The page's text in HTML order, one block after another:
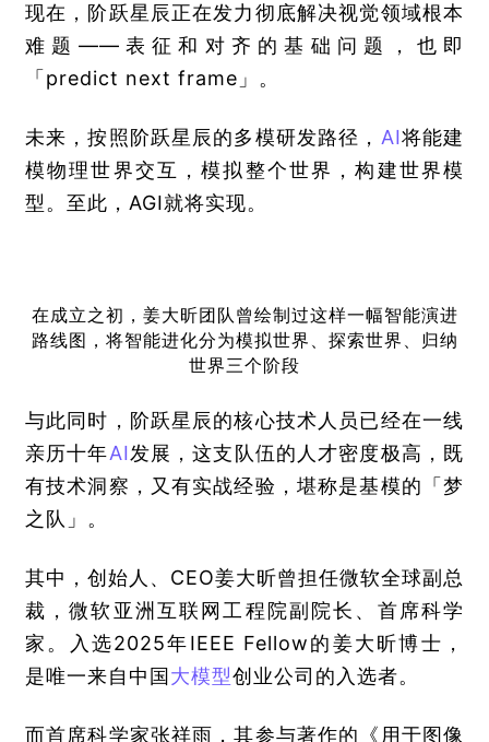
现在，阶跃星辰正在发力彻底解决视觉领域根本
难题——表征和对齐的基础问题，也即
「predict next frame」。
未来，按照阶跃星辰的多模研发路径， AI将能建
模物理世界交互，模拟整个世界，构建世界模
型。至此，AGI就将实现。
在成立之初，姜大昕团队曾绘制过这样一幅智能演进
路线图，将智能进化分为模拟世界、探索世界、归纳
世界三个阶段
与此同时，阶跃星辰的核心技术人员已经在一线
亲历十年AI发展，这支队伍的人才密度极高，既
有技术洞察，又有实战经验，堪称是基模的「梦
之队」。
其中，创始人、CEO姜大昕曾担任微软全球副总
裁，微软亚洲互联网工程院副院长、首席科学
家。入选2025年IEEE Fellow的姜大昕博士，
是唯一来自中国 大模型创业公司的入选者。
而首席科学家张祥雨，其参与著作的《用于图像